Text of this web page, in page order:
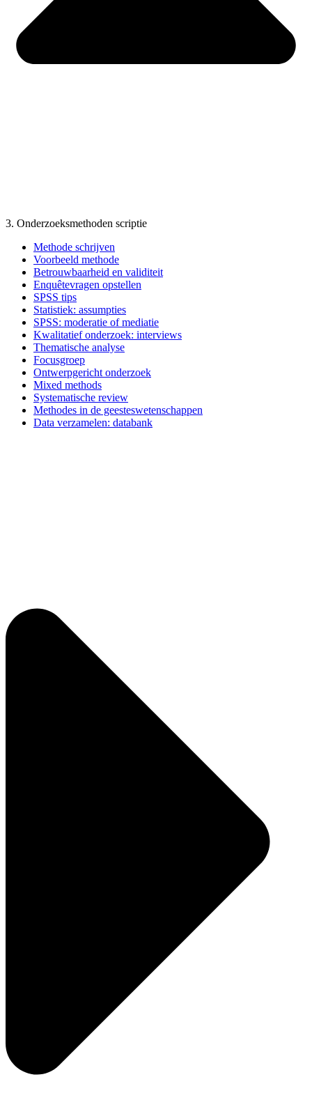
3. Onderzoeksmethoden scriptie
Methode schrijven
Voorbeeld methode
Betrouwbaarheid en validiteit
Enquêtevragen opstellen
SPSS tips
Statistiek: assumpties
SPSS: moderatie of mediatie
Kwalitatief onderzoek: interviews
Thematische analyse
Focusgroep
Ontwerpgericht onderzoek
Mixed methods
Systematische review
Methodes in de geesteswetenschappen
Data verzamelen: databank